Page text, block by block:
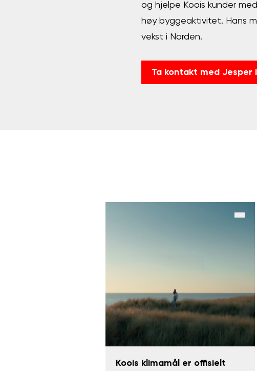
og hjelpe Koois kunder
høy byggeaktivitet. Hans
vekst i Norden.
Ta kontakt med Jesper
Koois klimamål er offisielt